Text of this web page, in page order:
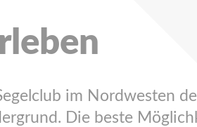
im Nordwesten
Die beste